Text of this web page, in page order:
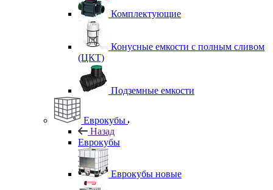
Комплектующие
Конусные емкости с полным сливом
(ЦКТ)
Подземные емкости
Еврокубы
Назад
Еврокубы
Еврокубы новые